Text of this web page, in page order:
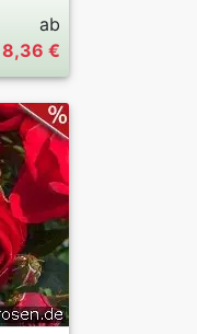
ab
8,36 €